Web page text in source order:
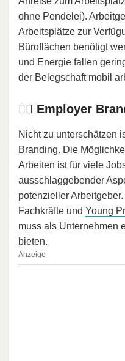
ohne Pendelei).
Arbeitsplätze zur
Büroflächen benötigt
und Energie fallen
der Belegschaft mobil
👍🏻 Employer
Nicht zu unterschätzen
Branding. Die
Arbeiten ist für viele
ausschlaggebender
potenzieller
Fachkräfte und Young
muss als Unternehmen
bieten.
Anzeige